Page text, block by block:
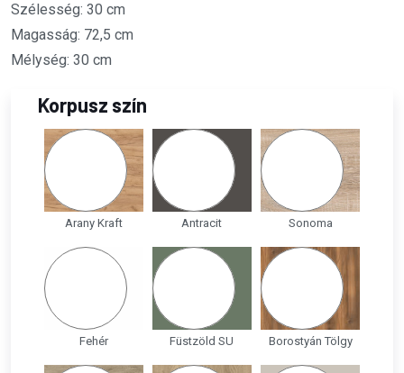
Szélesség: 30 cm
Magasság: 72,5 cm
Mélység: 30 cm
Korpusz szín
Arany Kraft Antracit Sonoma
Fehér Füstzöld SU Borostyán Tölgy